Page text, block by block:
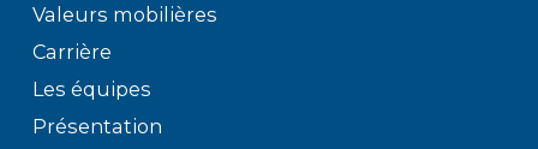
Valeurs mobilières
Carrière
Les équipes
Présentation